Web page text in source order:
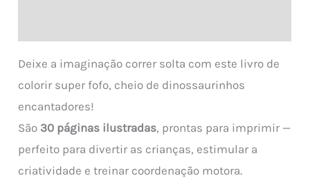
Deixe a imaginação correr solta com este livro de
colorir super fofo, cheio de dinossaurinhos
encantadores!
São 30 páginas ilustradas, prontas para imprimir —
perfeito para divertir as crianças, estimular a
criatividade e treinar coordenação motora.